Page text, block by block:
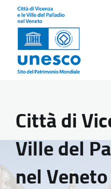
Città di
Ville del
nel Veneto